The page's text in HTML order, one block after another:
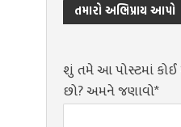
તમારો અભિપ્રાય આપો
શું તમે આ પોસ્ટમાં કોઈ
છો? અમને જણાવો*